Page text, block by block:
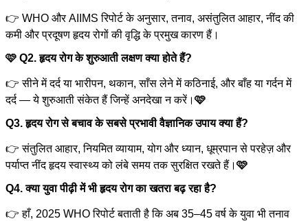
👉 WHO और AIIMS रिपोर्ट के अनुसार, तनाव, असंतुलित आहार, नींद की
कमी और प्रदूषण हृदय रोगों की वृद्धि के प्रमुख कारण हैं।
🩷 Q2. हृदय रोग के शुरुआती लक्षण क्या होते हैं?
👉 सीने में दर्द या भारीपन, थकान, साँस लेने में कठिनाई, और बाँह या गर्दन में
दर्द — ये शुरुआती संकेत हैं जिन्हें अनदेखा न करें। 🩷
Q3. हृदय रोग से बचाव के सबसे प्रभावी वैज्ञानिक उपाय क्या हैं?
👉 संतुलित आहार, नियमित व्यायाम, योग और ध्यान, धूम्रपान से परहेज़ और
पर्याप्त नींद हृदय स्वास्थ्य को लंबे समय तक सुरक्षित रखते हैं। 🩷
Q4. क्या युवा पीढ़ी में भी हृदय रोग का खतरा बढ़ रहा है?
👉 हाँ, 2025 WHO रिपोर्ट बताती है कि अब 35–45 वर्ष के युवा भी तनाव